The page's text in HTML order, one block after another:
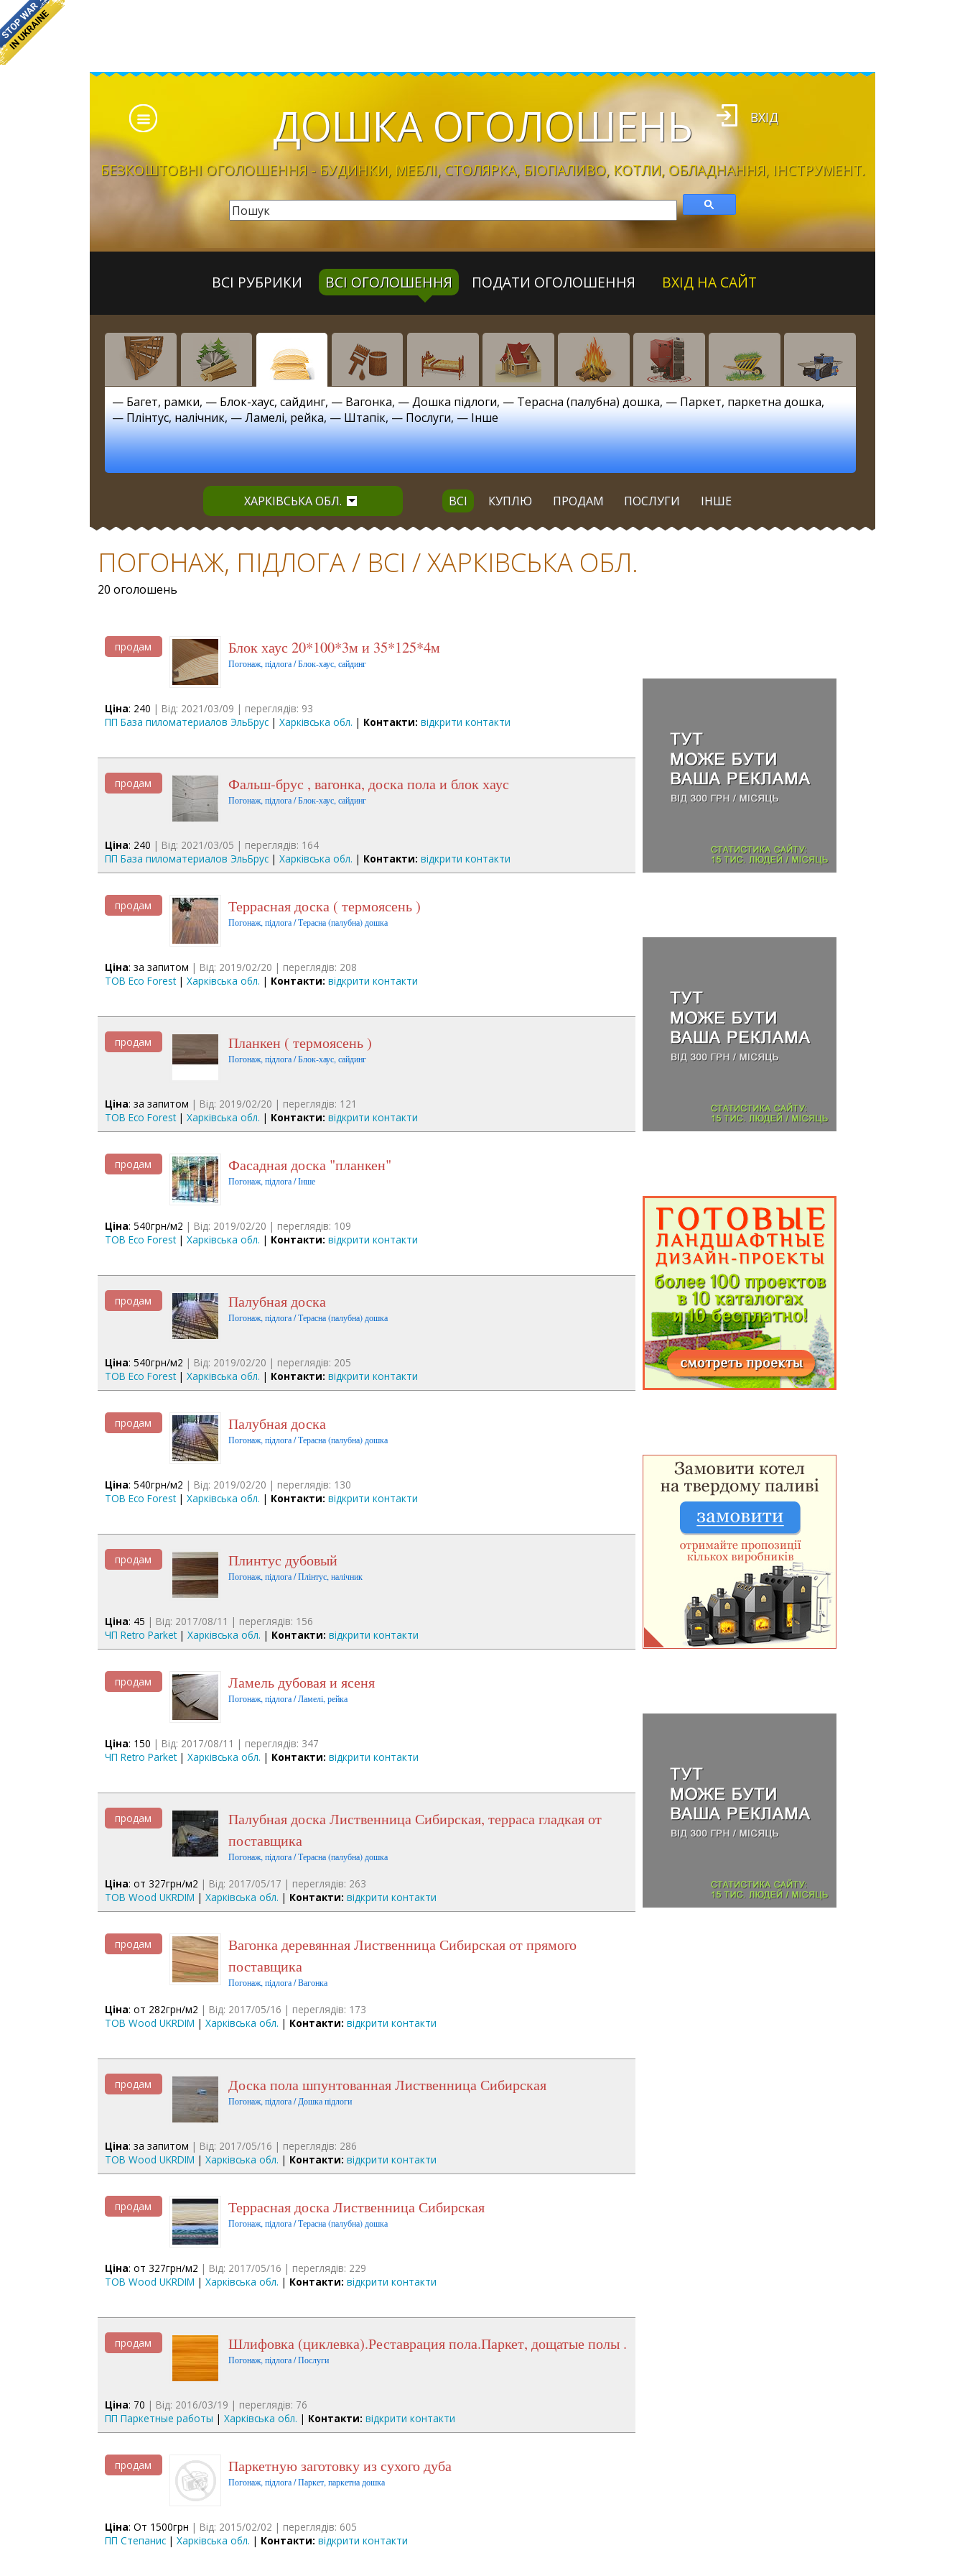
ДОШКА ОГОЛОШЕНЬ
БЕЗКОШТОВНІ ОГОЛОШЕННЯ - БУДИНКИ, МЕБЛІ, CТОЛЯРКА, БІОПАЛИВО, КОТЛИ, ОБЛАДНАННЯ, ІНСТРУМЕНТ.
ВХІД
ВСІ РУБРИКИ ВСІ ОГОЛОШЕННЯ ПОДАТИ ОГОЛОШЕННЯ ВХІД НА САЙТ
— Багет, рамки, — Блок-хаус, сайдинг, — Вагонка, —Дошка підлоги, — Терасна (палубна) дошка, — Паркет, паркетна дошка,
—Плінтус, налічник, —Ламелі, рейка, —Штапік, —Послуги, —Інше
ХАРКІВСЬКА ОБЛ. ВСІ КУПЛЮ ПРОДАМ ПОСЛУГИ ІНШЕ
ПОГОНАЖ, ПІДЛОГА / ВСІ / ХАРКІВСЬКА ОБЛ.
20 оголошень
продам Блок хаус 20*100*3м и 35*125*4м
Погонаж, підлога / Блок-хаус, сайдинг
Ціна: 240 | Від: 2021/03/09 | переглядів: 93
ПП База пиломатериалов ЭльБрус| Харківська обл. | Контакти: відкрити контакти
продам Фальш-брус , вагонка, доска пола и блок хаус
Погонаж, підлога / Блок-хаус, сайдинг
Ціна: 240 | Від: 2021/03/05 | переглядів: 164
ПП База пиломатериалов ЭльБрус| Харківська обл. | Контакти: відкрити контакти
продам Террасная доска ( термоясень )
Погонаж, підлога / Терасна (палубна) дошка
Ціна: за запитом | Від: 2019/02/20 | переглядів: 208
ТОВ Eco Forest| Харківська обл. | Контакти: відкрити контакти
продам Планкен ( термоясень )
Погонаж, підлога / Блок-хаус, сайдинг
Ціна: за запитом | Від: 2019/02/20 | переглядів: 121
ТОВ Eco Forest| Харківська обл. | Контакти: відкрити контакти
продам Фасадная доска "планкен"
Погонаж, підлога / Інше
Ціна: 540грн/м2 | Від: 2019/02/20 | переглядів: 109
ТОВ Eco Forest| Харківська обл. | Контакти: відкрити контакти
продам Палубная доска
Погонаж, підлога / Терасна (палубна) дошка
Ціна: 540грн/м2 | Від: 2019/02/20 | переглядів: 205
ТОВ Eco Forest| Харківська обл. | Контакти: відкрити контакти
продам Палубная доска
Погонаж, підлога / Терасна (палубна) дошка
Ціна: 540грн/м2 | Від: 2019/02/20 | переглядів: 130
ТОВ Eco Forest| Харківська обл. | Контакти: відкрити контакти
продам Плинтус дубовый
Погонаж, підлога / Плінтус, налічник
Ціна: 45 | Від: 2017/08/11 | переглядів: 156
ЧП Retro Parket| Харківська обл. | Контакти: відкрити контакти
продам Ламель дубовая и ясеня
Погонаж, підлога / Ламелі, рейка
Ціна: 150 | Від: 2017/08/11 | переглядів: 347
ЧП Retro Parket| Харківська обл. | Контакти: відкрити контакти
продам
Палубная доска Лиственница Сибирская, терраса гладкая от
поставщика
Погонаж, підлога / Терасна (палубна) дошка
Ціна: от 327грн/м2 | Від: 2017/05/17 | переглядів: 263
ТОВ Wood UKRDIM | Харківська обл. | Контакти: відкрити контакти
продам
Вагонка деревянная Лиственница Сибирская от прямого
поставщика
Погонаж, підлога / Вагонка
Ціна: от 282грн/м2 | Від: 2017/05/16 | переглядів: 173
ТОВ Wood UKRDIM | Харківська обл. | Контакти: відкрити контакти
продам Доска пола шпунтованная Лиственница Сибирская
Погонаж, підлога / Дошка підлоги
Ціна: за запитом | Від: 2017/05/16 | переглядів: 286
ТОВ Wood UKRDIM | Харківська обл. | Контакти: відкрити контакти
продам Террасная доска Лиственница Сибирская
Погонаж, підлога / Терасна (палубна) дошка
Ціна: от 327грн/м2 | Від: 2017/05/16 | переглядів: 229
ТОВ Wood UKRDIM | Харківська обл. | Контакти: відкрити контакти
продам Шлифовка (циклевка).Реставрация пола.Паркет, дощатые полы .
Погонаж, підлога / Послуги
Ціна: 70 | Від: 2016/03/19 | переглядів: 76
ПП Паркетные работы | Харківська обл. | Контакти: відкрити контакти
продам Паркетную заготовку из сухого дуба
Погонаж, підлога / Паркет, паркетна дошка
Ціна: От 1500грн | Від: 2015/02/02 | переглядів: 605
ПП Степанис| Харківська обл. | Контакти: відкрити контакти